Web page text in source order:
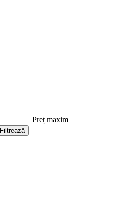
Preț maxim
Filtrează